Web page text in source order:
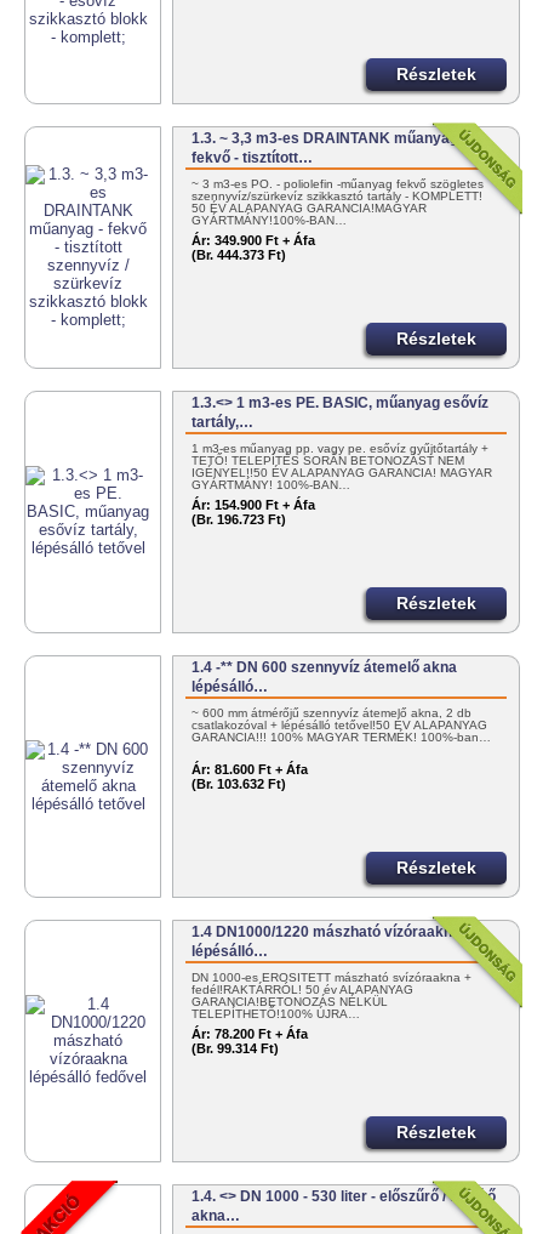
Részletek
1.3. ~ 3,3 m3-es DRAINTANK műanyag -
fekvő - tisztított…
~ 3 m3-es PO. - poliolefin -műanyag fekvő szögletes
szennyvíz/szürkevíz szikkasztó tartály - KOMPLETT!
50 ÉV ALAPANYAG GARANCIA!MAGYAR
GYÁRTMÁNY!100%-BAN…
Ár: 349.900 Ft + Áfa
(Br. 444.373 Ft)
Részletek
1.3.<> 1 m3-es PE. BASIC, műanyag esővíz
tartály,…
1 m3-es műanyag pp. vagy pe. esővíz gyűjtőtartály +
TETŐ! TELEPÍTÉS SORÁN BETONOZÁST NEM
IGÉNYEL!!50 ÉV ALAPANYAG GARANCIA! MAGYAR
GYÁRTMÁNY! 100%-BAN…
Ár: 154.900 Ft + Áfa
(Br. 196.723 Ft)
Részletek
1.4 -** DN 600 szennyvíz átemelő akna
lépésálló…
~ 600 mm átmérőjű szennyvíz átemelő akna, 2 db
csatlakozóval + lépésálló tetővel!50 ÉV ALAPANYAG
GARANCIA!!! 100% MAGYAR TERMÉK! 100%-ban…
Ár: 81.600 Ft + Áfa
(Br. 103.632 Ft)
Részletek
1.4 DN1000/1220 mászható vízóraakna
lépésálló…
DN 1000-es ERŐSÍTETT mászható svízóraakna +
fedél!RAKTÁRRÓL! 50 év ALAPANYAG
GARANCIA!BETONOZÁS NÉLKÜL
TELEPÍTHETŐ!100% ÚJRA…
Ár: 78.200 Ft + Áfa
(Br. 99.314 Ft)
Részletek
1.4. <> DN 1000 - 530 liter - előszűrő / ülepítő
akna…